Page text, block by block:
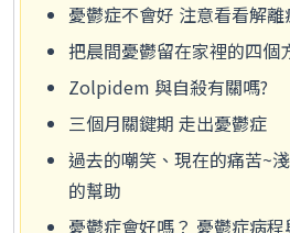
憂鬱症不會好 注意看看解
把晨間憂鬱留在家裡的四個
Zolpidem 與自殺有關嗎?
三個月關鍵期 走出憂鬱症
過去的嘲笑、現在的痛苦~
的幫助
憂鬱症會好嗎？ 憂鬱症病